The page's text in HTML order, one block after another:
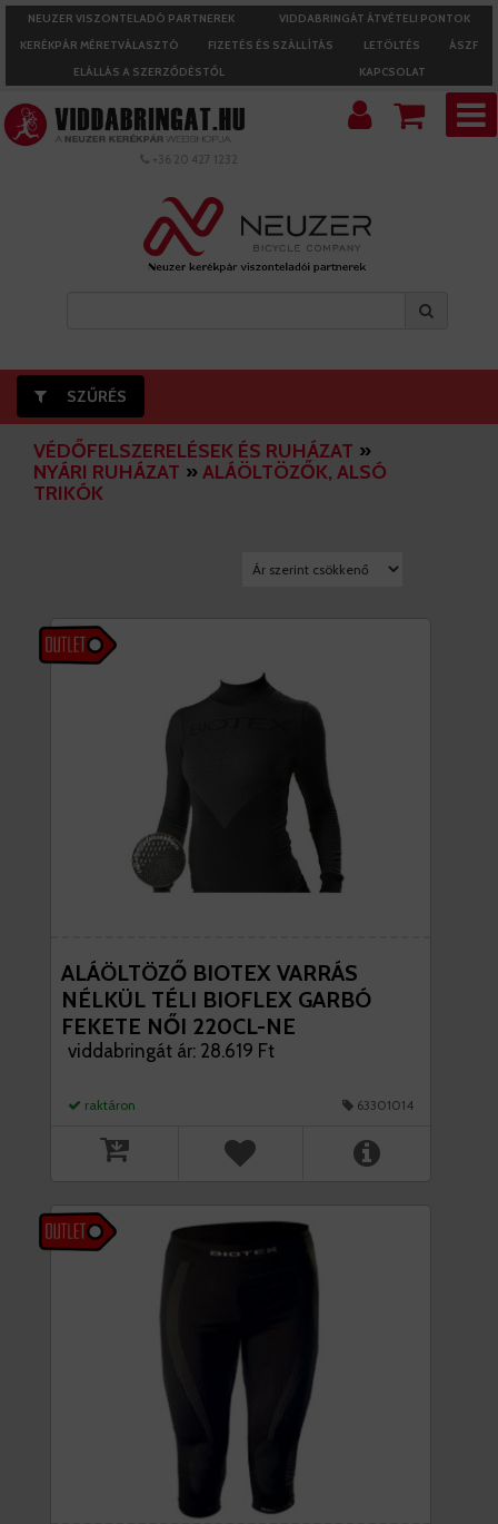
NEUZER VISZONTELADÓ PARTNEREK
VIDDABRINGÁT ÁTVÉTELI PONTOK
KERÉKPÁR MÉRETVÁLASZTÓ
FIZETÉS ÉS SZÁLLÍTÁS LETÖLTÉS
ÁSZF
ELÁLLÁS A SZERZŐDÉSTŐL
KAPCSOLAT
+36 20 427 1232
SZŰRÉS
VÉDŐFELSZERELÉSEK ÉS RUHÁZAT »
NYÁRI RUHÁZAT »ALÁÖLTÖZŐK, ALSÓ
TRIKÓK
ALÁÖLTÖZŐ BIOTEX VARRÁS
NÉLKÜL TÉLI BIOFLEX GARBÓ
FEKETE NŐI 220CL-NE
viddabringát ár: 28.619 Ft
raktáron 63301014